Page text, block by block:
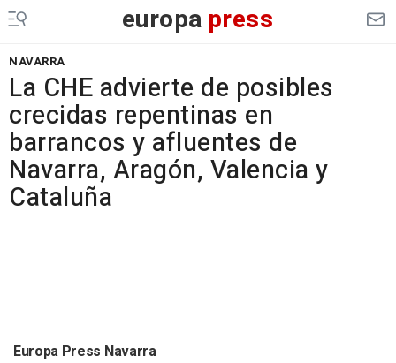
europa press
NAVARRA
La CHE advierte de posibles
crecidas repentinas en
barrancos y afluentes de
Navarra, Aragón, Valencia y
Cataluña
Europa Press Navarra